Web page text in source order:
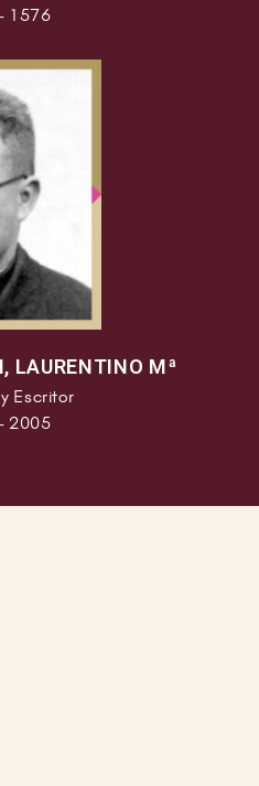
1576
LAURENTINO Mª
Escritor
2005